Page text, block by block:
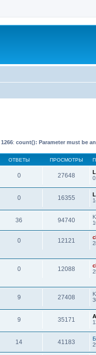
1266: count(): Parameter must be
ОТВЕТЫ ПРОСМОТРЫ
0 27648
0 16355
36 94740
0 12121
0 12088
9 27408
9 35171
14 41183